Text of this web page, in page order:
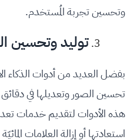
وتحسين تجربة المُستخدم.
توليد وتحسين
بفضل العديد من أدوات الذكاء
تحسين الصور وتعديلها في
هذه الأدوات لتقديم خدمات
استعادتها أو إزالة العلامات